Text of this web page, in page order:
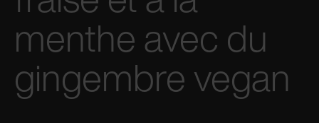
menthe avec du
gingembre vegan